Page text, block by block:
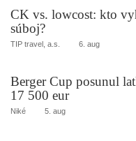
CK vs. lowcost: kto
súboj?
TIP travel, a.s. 6. aug
Berger Cup posunul
17 500 eur
Niké 5. aug